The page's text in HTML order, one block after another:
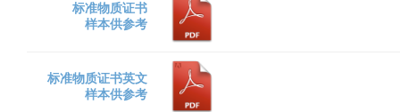
标准物质证书
样本供参考
标准物质证书英文
样本供参考